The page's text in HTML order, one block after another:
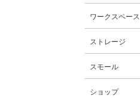
ワークスペース
ストレージ
スモール
ショップ